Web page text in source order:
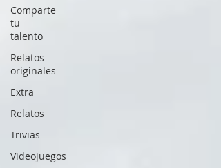
Comparte
tu
talento
Relatos
originales
Extra
Relatos
Trivias
Videojuegos